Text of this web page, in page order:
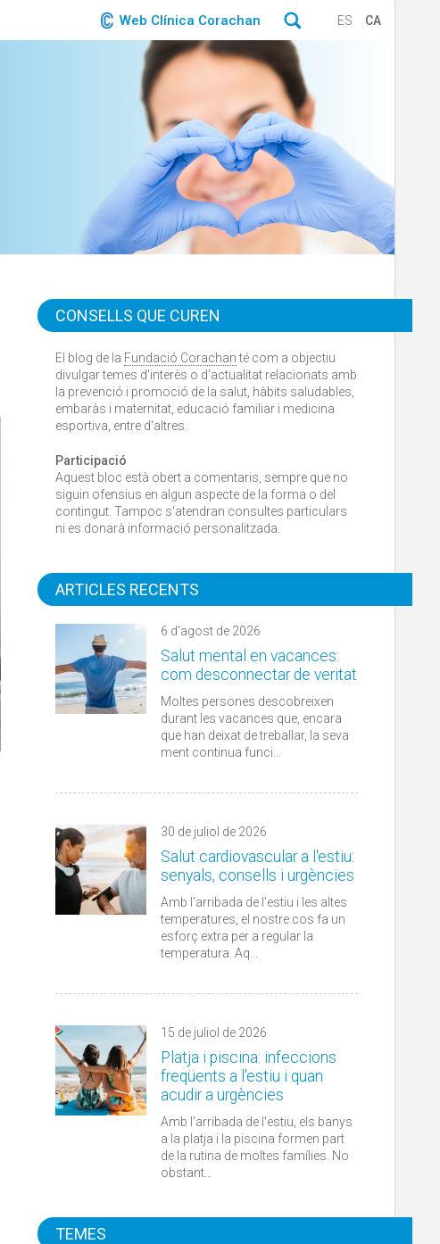
Web Clínica Corachan ES CA
CONSELLS QUE CUREN
El blog de la Fundació Corachanté com a objectiu
divulgar temes d'interès o d'actualitat relacionats amb
la prevenció i promoció de la salut, hàbits saludables,
embaràs i maternitat, educació familiar i medicina
esportiva, entre d'altres.
Participació
Aquest bloc està obert a comentaris, sempre que no
siguin ofensius en algun aspecte de la forma o del
contingut. Tampoc s'atendran consultes particulars
ni es donarà informació personalitzada.
ARTICLES RECENTS
6 d'agost de 2026
Salut mental en vacances:
com desconnectar de veritat
Moltes persones descobreixen
durant les vacances que, encara
que han deixat de treballar, la seva
ment continua funci...
30 de juliol de 2026
Salut cardiovascular a l'estiu:
senyals, consells i urgències
Amb l'arribada de l'estiu i les altes
temperatures, el nostre cos fa un
esforç extra per a regular la
temperatura. Aq...
15 de juliol de 2026
Platja i piscina: infeccions
freqüents a l'estiu i quan
acudir a urgències
Amb l'arribada de l'estiu, els banys
a la platja i la piscina formen part
de la rutina de moltes famílies. No
obstant...
TEMES